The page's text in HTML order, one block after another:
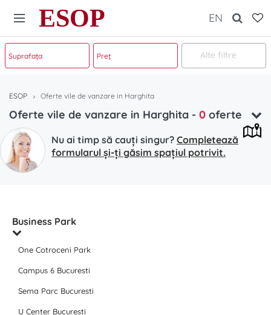
ESOP EN
Alte filtre
ESOP Oferte vile de vanzare in Harghita
Oferte vile de vanzare in Harghita - 0 oferte
Nu ai timp să cauți singur? Completează
formularul și-ți găsim spațiul potrivit.
Business Park
One Cotroceni Park
Campus 6 Bucuresti
Sema Parc Bucuresti
U Center Bucuresti